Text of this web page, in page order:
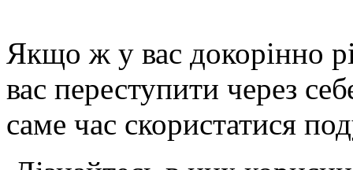
Якщо ж у вас докорінно
вас переступити через
саме час скористатися